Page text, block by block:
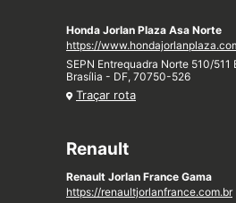
Honda Jorlan Plaza Asa Norte
https://
SEPN Entrequadra Norte 510/
Brasília - DF, 70750-526
Traçar rota
Renault
Renault Jorlan France Gama
https://renaultjorlanfrance.com.br